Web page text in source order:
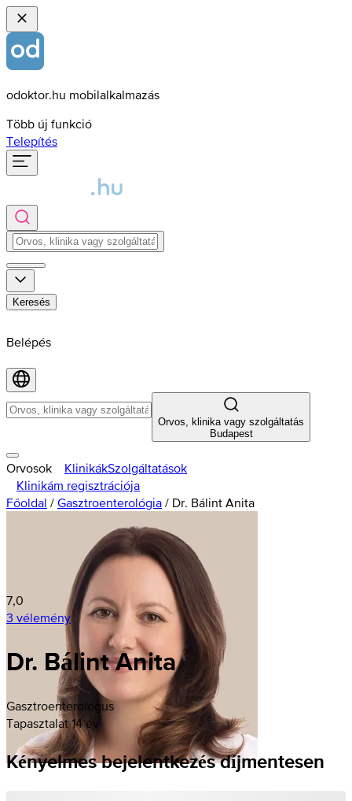
odoktor.hu mobilalkalmazás
Több új funkció
Telepítés
Keresés
Belépés
Orvos, klinika vagy szolgáltatás
Budapest
Orvosok KlinikákSzolgáltatások
Klinikám regisztrációja
Főoldal / Gasztroenterológia / Dr. Bálint Anita
7,0
3 vélemény
Dr. Bálint Anita
Gasztroenterológus
Tapasztalat 14 év
Kényelmes bejelentkezés díjmentesen